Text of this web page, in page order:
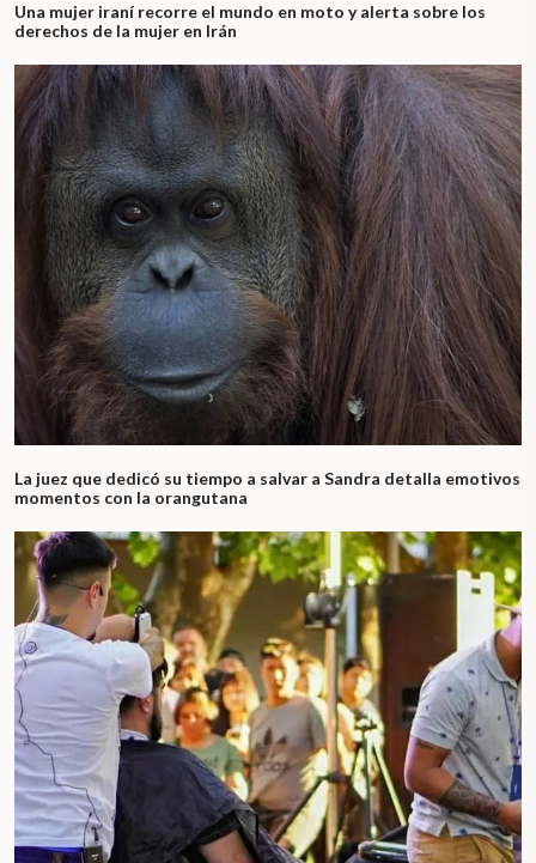
Una mujer iraní recorre el mundo en moto y alerta sobre los
derechos de la mujer en Irán
La juez que dedicó su tiempo a salvar a Sandra detalla emotivos
momentos con la orangutana